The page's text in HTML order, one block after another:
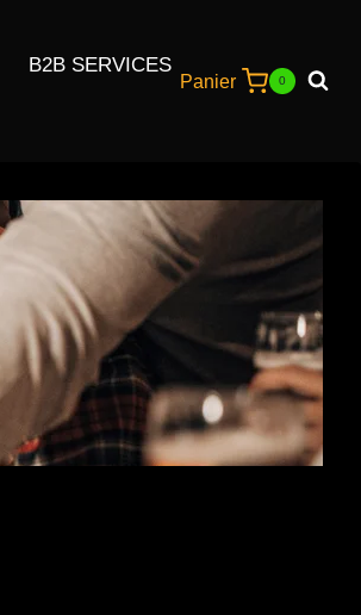
B2B SERVICES
Panier 0